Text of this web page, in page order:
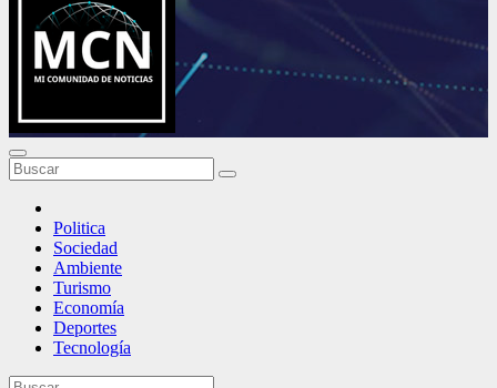
Mi Comunidad de Noticias
Politica
Sociedad
Ambiente
Turismo
Economía
Deportes
Tecnología